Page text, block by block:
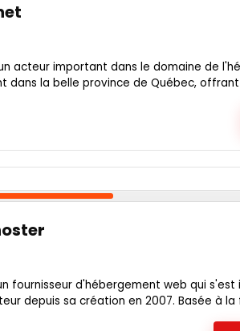
acteur important dans le domaine de
dans la belle province de Québec, offrant
fournisseur d'hébergement web qui
depuis sa création en 2007. Basée à la